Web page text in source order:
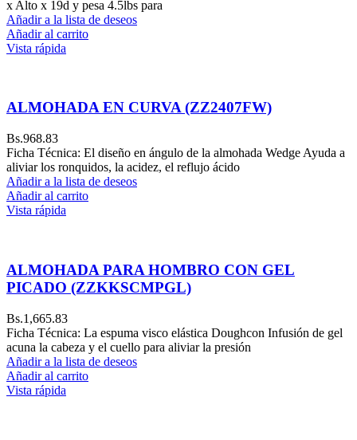
x Alto x 19d y pesa 4.5lbs para
Añadir a la lista de deseos
Añadir al carrito
Vista rápida
ALMOHADA EN CURVA (ZZ2407FW)
Bs.968.83
Ficha Técnica: El diseño en ángulo de la almohada Wedge Ayuda a
aliviar los ronquidos, la acidez, el reflujo ácido
Añadir a la lista de deseos
Añadir al carrito
Vista rápida
ALMOHADA PARA HOMBRO CON GEL
PICADO (ZZKKSCMPGL)
Bs.1,665.83
Ficha Técnica: La espuma visco elástica Doughcon Infusión de gel
acuna la cabeza y el cuello para aliviar la presión
Añadir a la lista de deseos
Añadir al carrito
Vista rápida